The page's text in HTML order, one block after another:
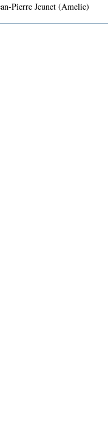
Pierre Jeunet (Amelie)